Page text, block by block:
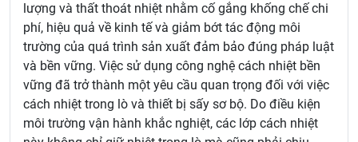
lượng và thất thoát nhiệt nhằm cố gắng khống chế chi
phí, hiệu quả về kinh tế và giảm bớt tác động môi
trường của quá trình sản xuất đảm bảo đúng pháp luật
và bền vững. Việc sử dụng công nghệ cách nhiệt bền
vững đã trở thành một yêu cầu quan trọng đối với việc
cách nhiệt trong lò và thiết bị sấy sơ bộ. Do điều kiện
môi trường vận hành khắc nghiệt, các lớp cách nhiệt